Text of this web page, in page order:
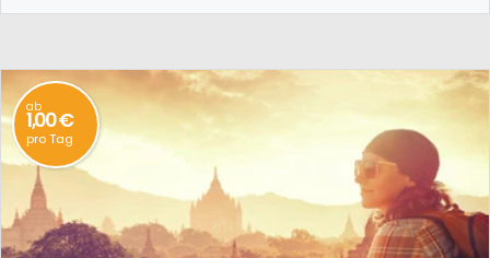
ab
1,00 €
pro Tag